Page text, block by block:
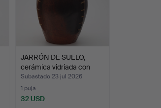
JARRÓN DE SUELO,
cerámica vidriada con
ata…
Subastado 23 jul 2026
1 puja
32 USD